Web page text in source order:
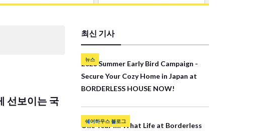
선보이는 국
최신 기사
뉴스
2026 Summer Early Bird Campaign -
Secure Your Cozy Home in Japan at
BORDERLESS HOUSE NOW!
쉐어하우스 블로그
One Year In: What Life at Borderless